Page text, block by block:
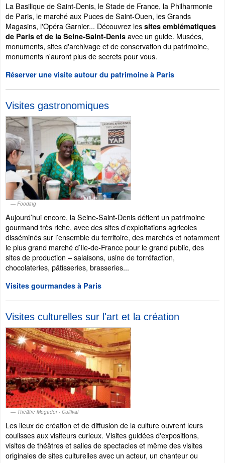
La Basilique de Saint-Denis, le Stade de France, la Philharmonie
de Paris, le marché aux Puces de Saint-Ouen, les Grands
Magasins, l'Opéra Garnier... Découvrez les sites emblématiques
de Paris et de la Seine-Saint-Denis avec un guide. Musées,
monuments, sites d'archivage et de conservation du patrimoine,
monuments n'auront plus de secrets pour vous.
Réserver une visite autour du patrimoine à Paris
Visites gastronomiques
Fooding
Aujourd’hui encore, la Seine-Saint-Denis détient un patrimoine
gourmand très riche, avec des sites d’exploitations agricoles
disséminés sur l’ensemble du territoire, des marchés et notamment
le plus grand marché d’Ile-de-France pour le grand public, des
sites de production – salaisons, usine de torréfaction,
chocolateries, pâtisseries, brasseries...
Visites gourmandes à Paris
Visites culturelles sur l'art et la création
Théâtre Mogador - Cultival
Les lieux de création et de diffusion de la culture ouvrent leurs
coulisses aux visiteurs curieux. Visites guidées d'expositions,
visites de théâtres et salles de spectacles et même des visites
originales de sites culturelles avec un acteur, un chanteur ou